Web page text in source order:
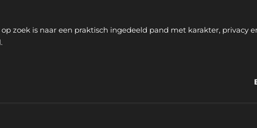
zoek is naar een praktisch ingedeeld pand met karakter, privacy